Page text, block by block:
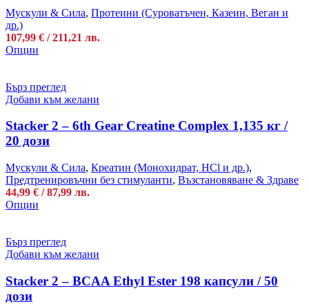
Мускули & Сила, Протеини (Суроватъчен, Казеин, Веган и
др.)
107,99 € / 211,21 лв.
Опции
multiple
variants.
options
be
on
the
product
page
Бърз преглед
Добави към желани
Stacker 2 – 6th Gear Creatine Complex 1,135 кг /
20 дози
Мускули & Сила, Креатин (Монохидрат, HCl и др.),
Предтренировъчни без стимуланти, Възстановяване & Здраве
44,99 € / 87,99 лв.
Опции
multiple
variants.
options
may
Бърз преглед
Добави към желани
Stacker 2 – BCAA Ethyl Ester 198 капсули / 50
дози